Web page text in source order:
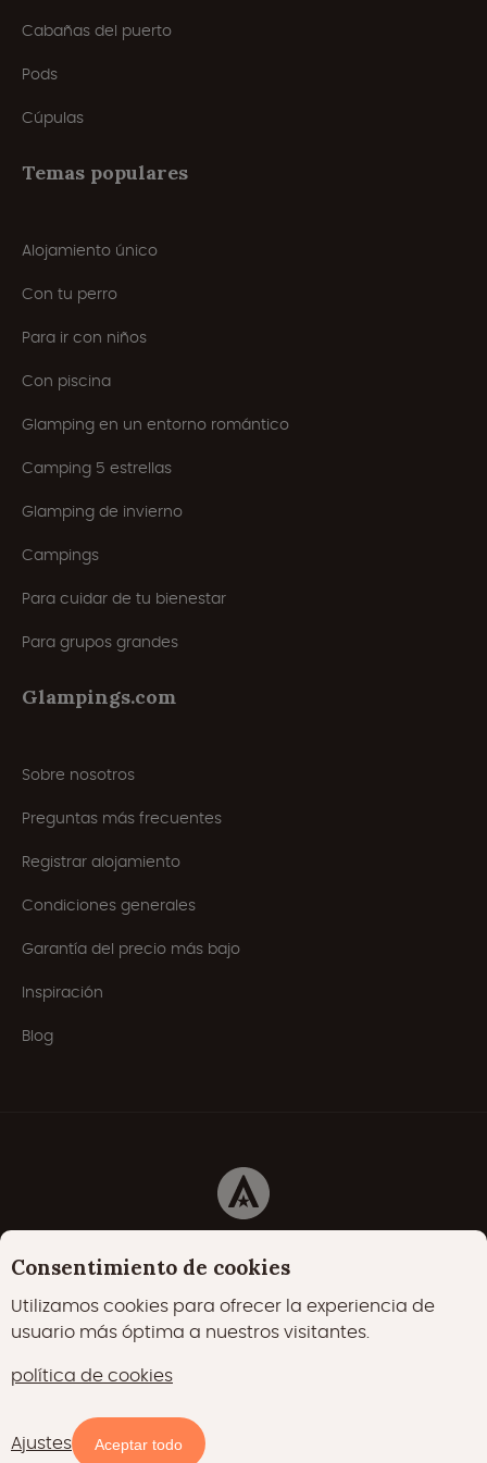
€ 95,00
Noche
Cabañas del puerto
Pods
Cúpulas
Temas populares
Alojamiento único
Con tu perro
Para ir con niños
Con piscina
Glamping en un entorno romántico
Camping 5 estrellas
Glamping de invierno
Campings
Para cuidar de tu bienestar
Para grupos grandes
Glampings.com
Sobre nosotros
Preguntas más frecuentes
Registrar alojamiento
Condiciones generales
Garantía del precio más bajo
Inspiración
Blog
Cookies
Declaración de privacidad
22000 me gusta
Consentimiento de cookies
Utilizamos cookies para ofrecer la experiencia de
usuario más óptima a nuestros visitantes.
política de cookies
Ajustes Aceptar todo